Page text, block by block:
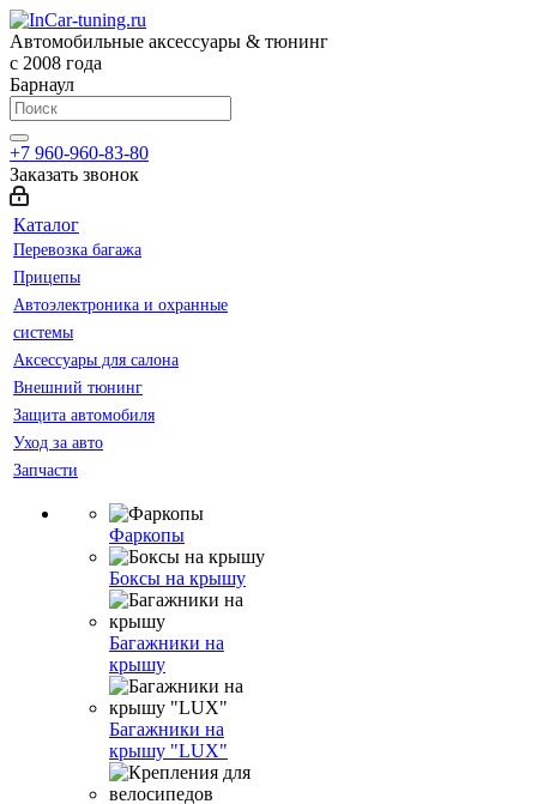
Автомобильные аксессуары & тюнинг
с 2008 года
Барнаул
+7 960-960-83-80
Заказать звонок
Каталог
Перевозка багажа
Прицепы
Автоэлектроника и охранные
системы
Аксессуары для салона
Внешний тюнинг
Защита автомобиля
Уход за авто
Запчасти
Фаркопы
Боксы на крышу
Багажники на
крышу
Багажники на
крышу "LUX"